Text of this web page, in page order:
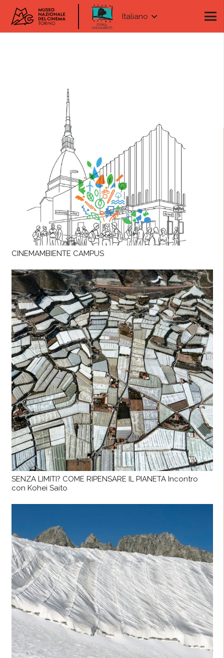
Italiano
CINEMAMBIENTE CAMPUS
SENZA LIMITI? COME RIPENSARE IL PIANETA Incontro
con Kohei Saito